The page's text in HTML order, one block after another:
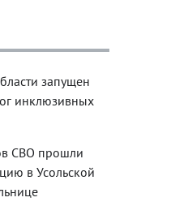
запущен
инклюзивных
СВО прошли
в Усольской